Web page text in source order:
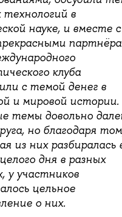
в
науке, и вместе с
клуба
с темой денег в
и мировой истории.
темы довольно
но благодаря
из них разбиралась
дня в разных
у участников
цельное
о них.